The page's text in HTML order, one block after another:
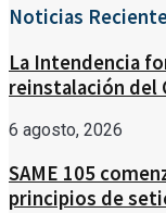
Noticias
La Intendencia
reinstalación del
6 agosto, 2026
SAME 105
principios de